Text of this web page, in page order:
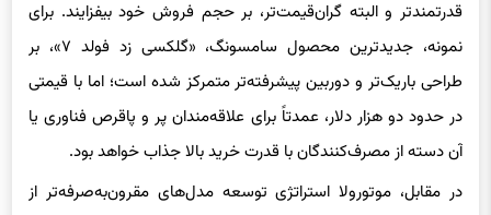
نمونه، جدیدترین محصول سامسونگ، «گلکسی زد فولد ۷»، بر
طراحی باریک‌تر و دوربین پیشرفته‌تر متمرکز شده است؛ اما با قیمتی
در حدود دو هزار دلار، عمدتاً برای علاقه‌مندان پر و پاقرص فناوری یا
آن دسته از مصرف‌کنندگان با قدرت خرید بالا جذاب خواهد بود.
در مقابل، موتورولا استراتژی توسعه‌ مدل‌های مقرون‌به‌صرفه‌تر از
سری رزر را در پیش گرفته است. با این حال، جلب نظر قشر